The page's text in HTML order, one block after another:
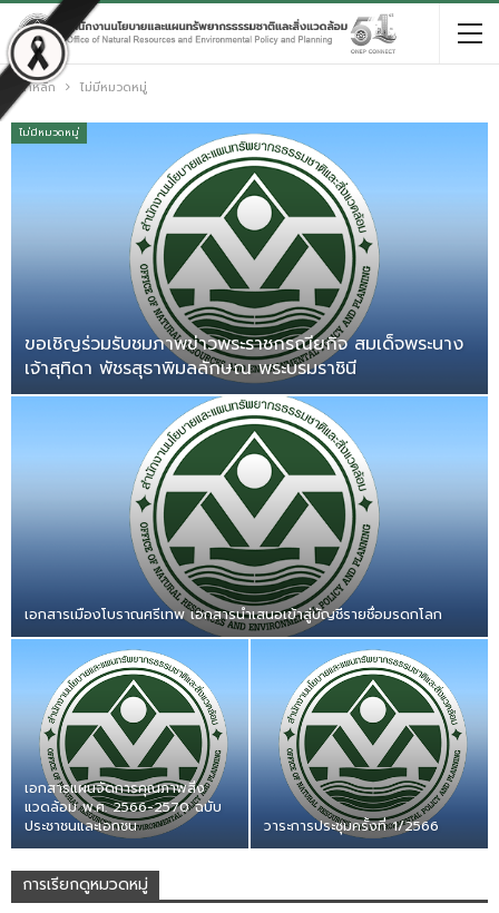
หน้าหลัก ไม่มีหมวดหมู่
ไม่มีหมวดหมู่
ขอเชิญร่วมรับชมภาพข่าวพระราชกรณียกิจ สมเด็จพระนาง
เจ้าสุทิดา พัชรสุธาพิมลลักษณ พระบรมราชินี
เอกสารเมืองโบราณศรีเทพ เอกสารนำเสนอเข้าสู่บัญชีรายชื่อมรดกโลก
เอกสารแผนจัดการคุณภาพสิ่ง
แวดล้อม พ.ศ. 2566-2570 ฉบับ
ประชาชนและเอกชน
วาระการประชุมครั้งที่ 1/2566
การเรียกดูหมวดหมู่